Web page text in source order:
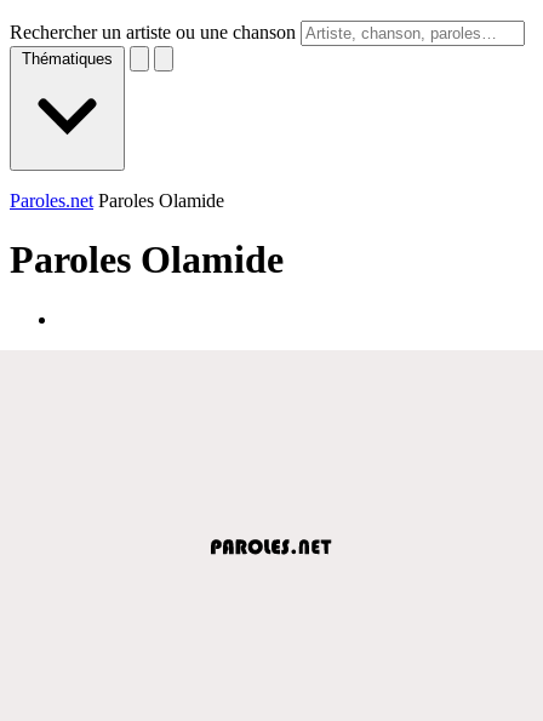
Rechercher un artiste ou une chanson
Thématiques
Paroles.net Paroles Olamide
Paroles Olamide